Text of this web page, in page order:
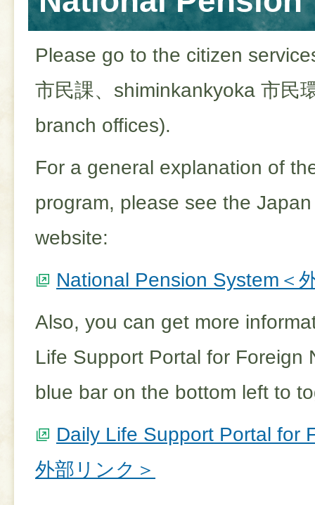
Please go to the citizen
市民課、 shiminkankyoka 市民
branch offices).
For a general explanation of
program, please see the
website:
National Pension System＜
Also, you can get more
Life Support Portal for Foreign
blue bar on the bottom left to
Daily Life Support Portal for
外部リンク＞